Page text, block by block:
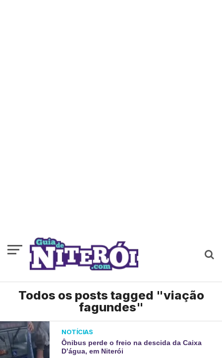
Todos os posts tagged "viação
fagundes"
NOTÍCIAS
Ônibus perde o freio na descida da Caixa
D’água, em Niterói